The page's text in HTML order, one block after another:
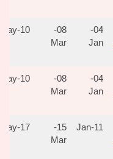
04-
Jan
08-
Mar
10-May
04-
Jan
08-
Mar
10-May
11-Jan
15-
Mar
17-May